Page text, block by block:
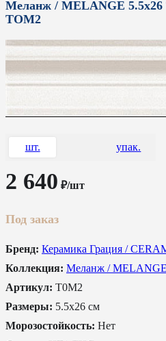
Меланж / MELANGE
TOM2
шт. упак.
2 640 ₽/шт
Под заказ
Бренд: Керамика Грация /
Коллекция: Меланж / MELANGE
Артикул: T0M2
Размеры: 5.5x26 см
Морозостойкость: Нет